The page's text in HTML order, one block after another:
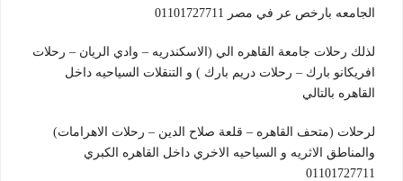
الجامعه بارخص عر في مصر 01101727711
لذلك رحلات جامعة القاهره الي (الاسكندريه – وادي الريان – رحلات
افريكانو بارك – رحلات دريم بارك ) و التنقلات السياحيه داخل
القاهره بالتالي
لرحلات (متحف القاهره – قلعة صلاح الدين – رحلات الاهرامات)
والمناطق الاثريه و السياحيه الاخري داخل القاهره الكبري
01101727711